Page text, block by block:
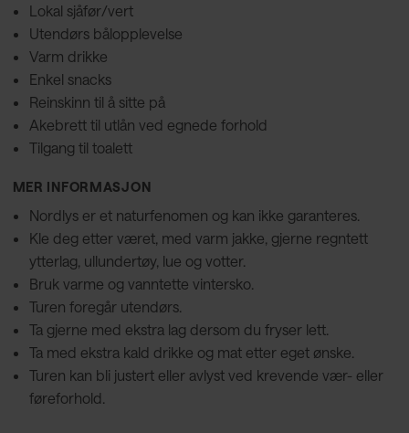
Lokal sjåfør/vert
Utendørs bålopplevelse
Varm drikke
Enkel snacks
Reinskinn til å sitte på
Akebrett til utlån ved egnede forhold
Tilgang til toalett
MER INFORMASJON
Nordlys er et naturfenomen og kan ikke garanteres.
Kle deg etter været, med varm jakke, gjerne regntett
ytterlag, ullundertøy, lue og votter.
Bruk varme og vanntette vintersko.
Turen foregår utendørs.
Ta gjerne med ekstra lag dersom du fryser lett.
Ta med ekstra kald drikke og mat etter eget ønske.
Turen kan bli justert eller avlyst ved krevende vær- eller
føreforhold.